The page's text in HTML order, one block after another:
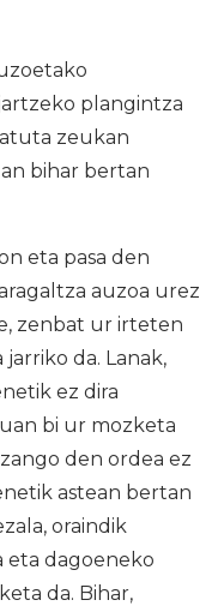
plangintza
zeukan
bihar bertan
eta pasa den
auzoa urez
zenbat ur irteten
da. Lanak,
ez dira
bi ur mozketa
den ordea ez
astean bertan
oraindik
eta dagoeneko
da. Bihar,